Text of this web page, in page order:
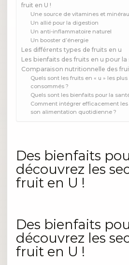
fruit en U !
Une source de vitamines et
Un allié pour la digestion
Un anti-inflammatoire naturel
Un booster d’énergie
Les différents types de fruits en u
Les bienfaits des fruits en u pour la
Comparaison nutritionnelle des
Quels sont les fruits en « u » les
consommés ?
Quels sont les bienfaits pour la
Comment intégrer efficacement les
son alimentation quotidienne ?
Des bienfaits
découvrez les
fruit en U !
Des bienfaits
découvrez les
fruit en U !